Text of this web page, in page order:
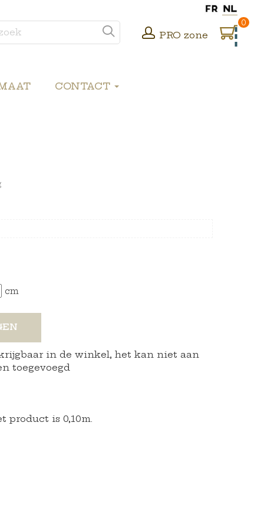
PRO zone
0
CONTACT
cm
in de winkel, het kan niet aan
toegevoegd
product is 0,10m.